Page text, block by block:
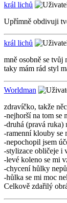
král lichů
Upřímně obdivuji
král lichů
mně osobně se tvůj
taky mám rád styl
Worldman
zdravíčko, takže
-nejhorší na tom se
-druhá (pravá ruka)
-ramenní klouby se
-nepochopil jsem
-stylizace obličeje i
-levé koleno se mi
-chycení hůlky
-hůlka se mi moc
Celkově zdařilý